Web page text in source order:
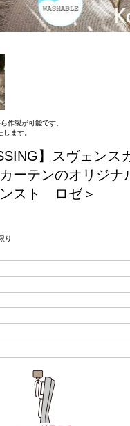
作製が可能です。
ます。
】スヴェンス
ーテンのオリジナ
スト ロゼ＞
り